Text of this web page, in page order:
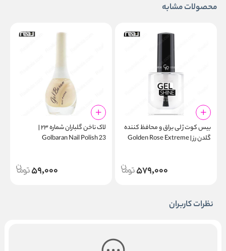
محصولات مشابه
بیس‌ کوت ژلی براق و محافظ کننده
گلدن رز | Golden Rose Extreme
579,000
لاک ناخن گلباران شماره ۲۳ |
Golbaran Nail Polish 23
59,000
نظرات کاربران